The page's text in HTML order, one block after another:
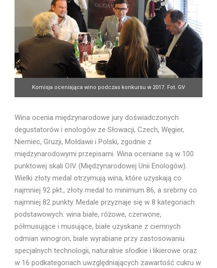
Komisja oceniająca wino podczas konkursu w 2017. Fot. GV
Wina ocenia międzynarodowe jury doświadczonych
degustatorów i enologów ze Słowacji, Czech, Węgier,
Niemiec, Gruzji, Mołdawii i Polski, zgodnie z
międzynarodowymi przepisami. Wina oceniane są w 100
punktowej skali OIV (Międzynarodowej Unii Enologów).
Wielki złoty medal otrzymują wina, które uzyskają co
najmniej 92 pkt., złoty medal to minimum 86, a srebrny co
najmniej 82 punkty. Medale przyznaje się w 8 kategoriach
podstawowych: wina białe, różowe, czerwone,
półmusujące i musujące, białe uzyskane z ciemnych
odmian winogron, białe wyrabiane przy zastosowaniu
specjalnych technologii, naturalnie słodkie i likierowe oraz
w 16 podkategoriach uwzględniających zawartość cukru w